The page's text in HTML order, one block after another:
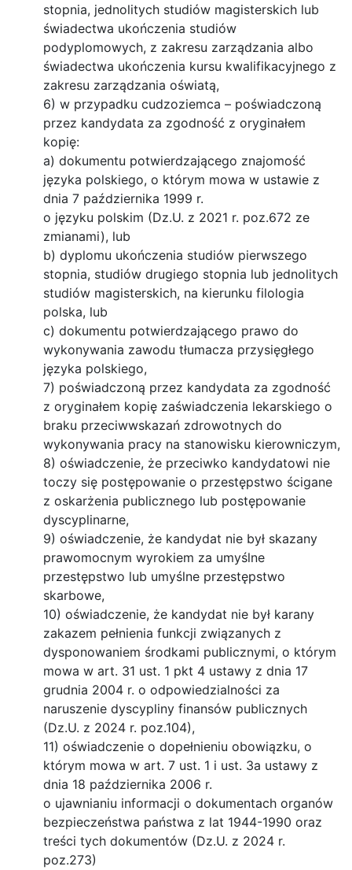
stopnia, jednolitych studiów magisterskich lub
świadectwa ukończenia studiów
podyplomowych, z zakresu zarządzania albo
świadectwa ukończenia kursu kwalifikacyjnego z
zakresu zarządzania oświatą,
6) w przypadku cudzoziemca – poświadczoną
przez kandydata za zgodność z oryginałem
kopię:
a) dokumentu potwierdzającego znajomość
języka polskiego, o którym mowa w ustawie z
dnia 7 października 1999 r.
o języku polskim (Dz.U. z 2021 r. poz.672 ze
zmianami), lub
b) dyplomu ukończenia studiów pierwszego
stopnia, studiów drugiego stopnia lub jednolitych
studiów magisterskich, na kierunku filologia
polska, lub
c) dokumentu potwierdzającego prawo do
wykonywania zawodu tłumacza przysięgłego
języka polskiego,
7) poświadczoną przez kandydata za zgodność
z oryginałem kopię zaświadczenia lekarskiego o
braku przeciwwskazań zdrowotnych do
wykonywania pracy na stanowisku kierowniczym,
8) oświadczenie, że przeciwko kandydatowi nie
toczy się postępowanie o przestępstwo ścigane
z oskarżenia publicznego lub postępowanie
dyscyplinarne,
9) oświadczenie, że kandydat nie był skazany
prawomocnym wyrokiem za umyślne
przestępstwo lub umyślne przestępstwo
skarbowe,
10) oświadczenie, że kandydat nie był karany
zakazem pełnienia funkcji związanych z
dysponowaniem środkami publicznymi, o którym
mowa w art. 31 ust. 1 pkt 4 ustawy z dnia 17
grudnia 2004 r. o odpowiedzialności za
naruszenie dyscypliny finansów publicznych
(Dz.U. z 2024 r. poz.104),
11) oświadczenie o dopełnieniu obowiązku, o
którym mowa w art. 7 ust. 1 i ust. 3a ustawy z
dnia 18 października 2006 r.
o ujawnianiu informacji o dokumentach organów
bezpieczeństwa państwa z lat 1944-1990 oraz
treści tych dokumentów (Dz.U. z 2024 r.
poz.273)